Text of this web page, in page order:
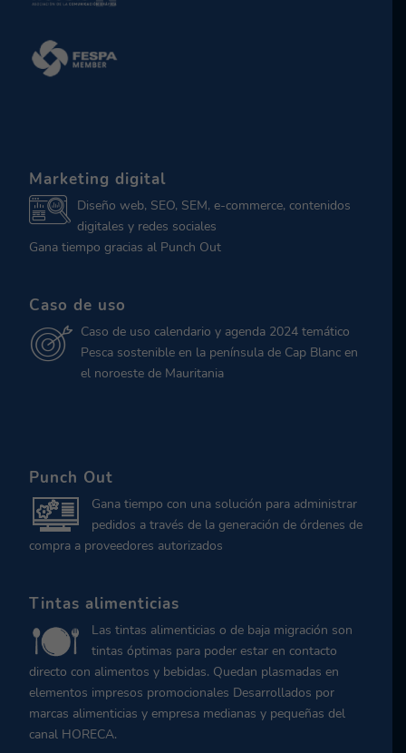
Marketing digital
Diseño web, SEO, SEM, e-commerce, contenidos
digitales y redes sociales
Gana tiempo gracias al Punch Out
Caso de uso
Caso de uso calendario y agenda 2024 temático
Pesca sostenible en la península de Cap Blanc en
el noroeste de Mauritania
Punch Out
Gana tiempo con una solución para administrar
pedidos a través de la generación de órdenes de
compra a proveedores autorizados
Tintas alimenticias
Las tintas alimenticias o de baja migración son
tintas óptimas para poder estar en contacto
directo con alimentos y bebidas. Quedan plasmadas en
elementos impresos promocionales Desarrollados por
marcas alimenticias y empresa medianas y pequeñas del
canal HORECA.